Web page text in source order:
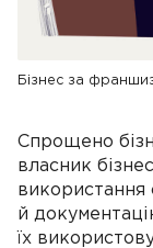
Бізнес за
Спрощено
власник
використання
й
їх